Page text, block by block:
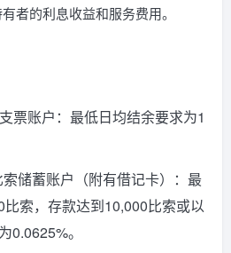
者的利息收益和服务费用。
票账户：最低日均结余要求为1
储蓄账户（附有借记卡）：最
索，存款达到10,000比索或以
0.0625%。